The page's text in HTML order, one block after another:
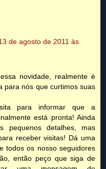
de agosto de 2011 às
novidade, realmente é
para nós que curtimos suas
para informar que a
está pronta! Ainda
pequenos detalhes, mas
receber visitas! Dá uma
todos os nosso seguidores
então peço que siga de